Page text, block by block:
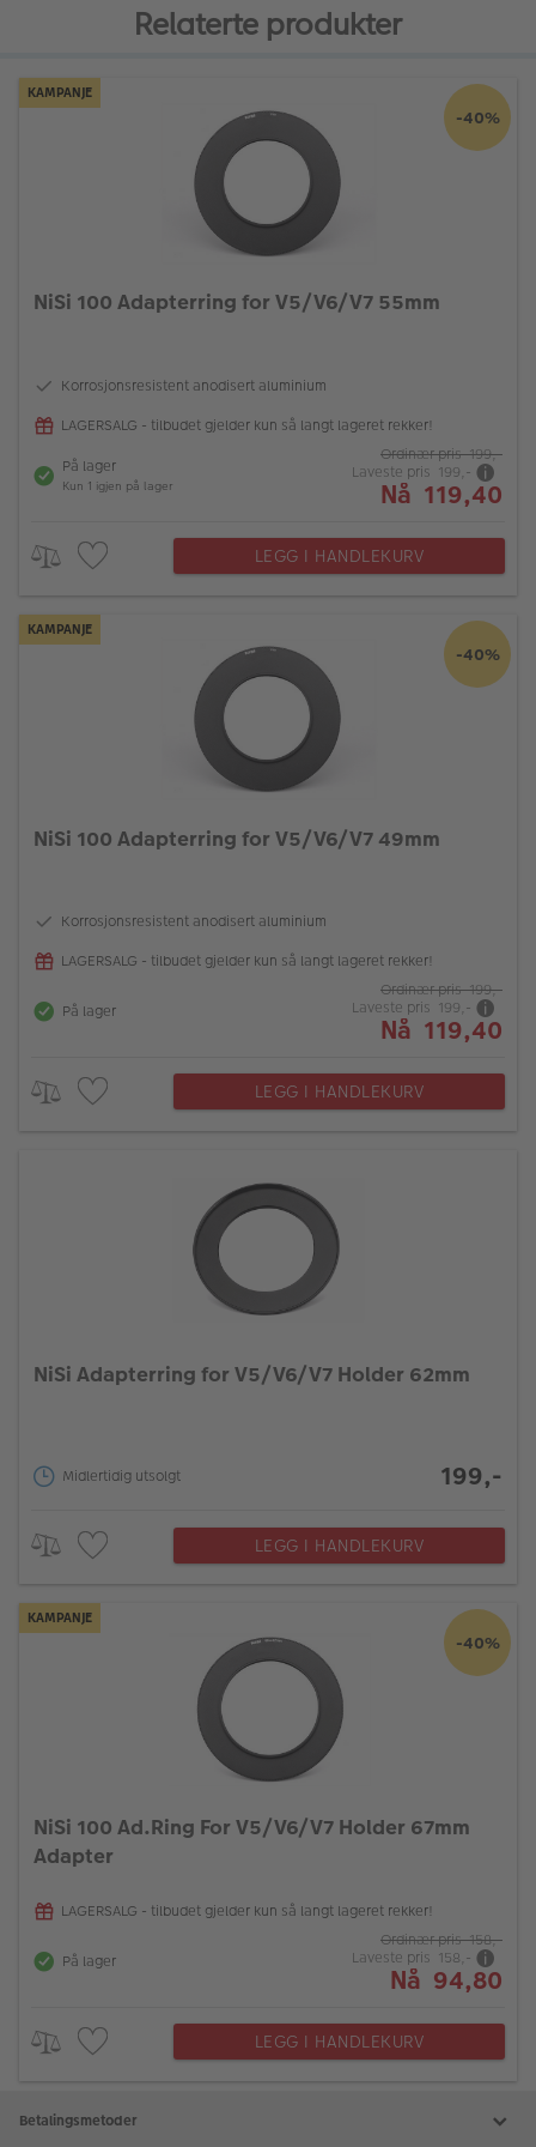
Relaterte produkter
KAMPANJE
-40%
NiSi 100 Adapterring for V5/V6/V7 55mm
Korrosjonsresistent anodisert aluminium
LAGERSALG - tilbudet gjelder kun så langt lageret rekker!
På lager
Kun 1 igjen på lager
Ordinær pris 199,-
Laveste pris 199,-
Nå 119,40
LEGG I HANDLEKURV
KAMPANJE
-40%
NiSi 100 Adapterring for V5/V6/V7 49mm
Korrosjonsresistent anodisert aluminium
LAGERSALG - tilbudet gjelder kun så langt lageret rekker!
På lager
Ordinær pris 199,-
Laveste pris 199,-
Nå 119,40
LEGG I HANDLEKURV
NiSi Adapterring for V5/V6/V7 Holder 62mm
Midlertidig utsolgt 199,-
LEGG I HANDLEKURV
KAMPANJE
-40%
NiSi 100 Ad.Ring For V5/V6/V7 Holder 67mm
Adapter
LAGERSALG - tilbudet gjelder kun så langt lageret rekker!
På lager
Ordinær pris 158,-
Laveste pris 158,-
Nå 94,80
LEGG I HANDLEKURV
Betalingsmetoder